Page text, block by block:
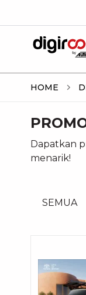
HOME
Dapatkan
menarik!
SEMUA